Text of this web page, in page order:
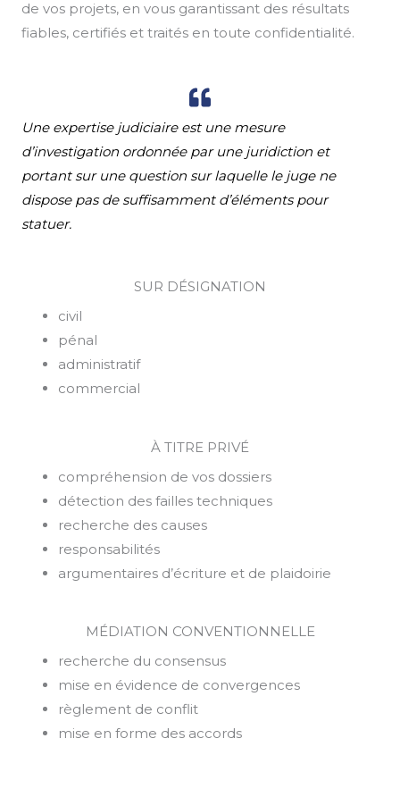
de vos projets, en vous garantissant des résultats
fiables, certifiés et traités en toute confidentialité.
Une expertise judiciaire est une mesure
d’investigation ordonnée par une juridiction et
portant sur une question sur laquelle le juge ne
dispose pas de suffisamment d’éléments pour
statuer.
SUR DÉSIGNATION
civil
pénal
administratif
commercial
À TITRE PRIVÉ
compréhension de vos dossiers
détection des failles techniques
recherche des causes
responsabilités
argumentaires d’écriture et de plaidoirie
MÉDIATION CONVENTIONNELLE
recherche du consensus
mise en évidence de convergences
règlement de conflit
mise en forme des accords